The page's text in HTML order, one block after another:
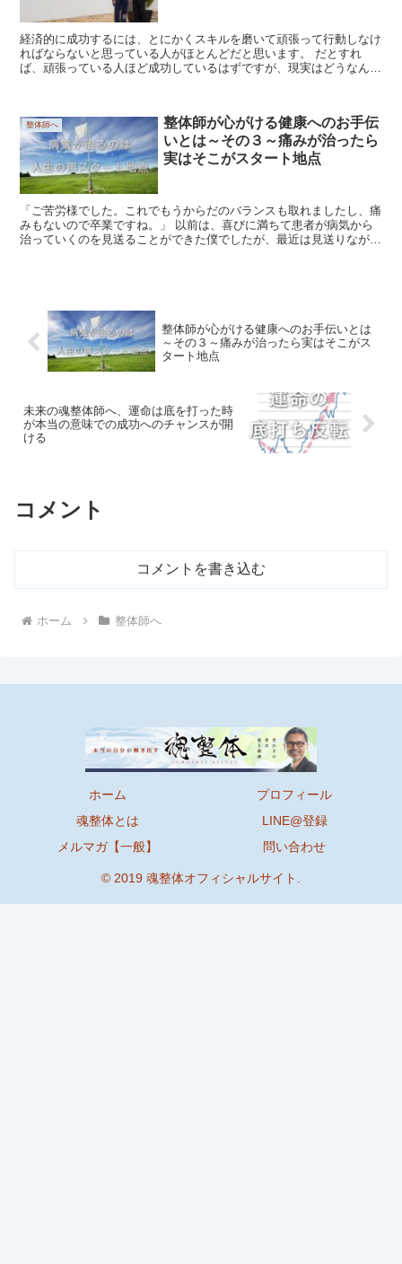
経済的に成功するには、とにかくスキルを磨いて頑張って行動しなけ
ればならないと思っている人がほとんどだと思います。 だとすれ
ば、頑張っている人ほど成功しているはずですが、現実はどうなんで
整体師へ
整体師が心がける健康へのお手伝
いとは～その３～痛みが治ったら
実はそこがスタート地点
「ご苦労様でした。これでもうからだのバランスも取れましたし、痛
みもないので卒業ですね。」 以前は、喜びに満ちて患者が病気から
治っていくのを見送ることができた僕でしたが、最近は見送りながら
整体師が心がける健康へのお手伝いとは
～その３～痛みが治ったら実はそこがス
タート地点
未来の魂整体師へ、運命は底を打った時
が本当の意味での成功へのチャンスが開
ける
コメント
コメントを書き込む
ホーム 整体師へ
ホーム
プロフィール
魂整体とは
LINE@登録
メルマガ【一般】
問い合わせ
© 2019 魂整体オフィシャルサイト.